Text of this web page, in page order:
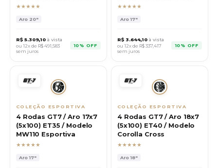
★★★★★
Aro 20"
R$ 5.309,10 à vista
ou 12x de R$491,583
sem juros
10% OFF
★★★★★
Aro17"
R$ 3.644,10 à vista
ou 12x de R$337,417
sem juros
10% OFF
COLEÇÃO ESPORTIVA
4 Rodas GT7 / Aro 17x7
(5x100) ET35 / Modelo
MW110 Esportiva
★★★★★
Aro17"
COLEÇÃO ESPORTIVA
4 Rodas GT7 / Aro 18x7
(5x100) ET40 / Modelo
Corolla Cross
★★★★★
Aro18"